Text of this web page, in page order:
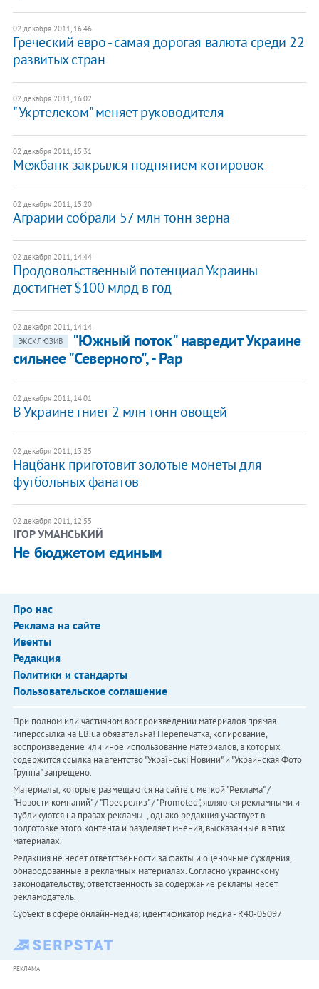
02 декабря 2011, 16:46
Греческий евро - самая дорогая валюта среди 22
развитых стран
02 декабря 2011, 16:02
"Укртелеком" меняет руководителя
02 декабря 2011, 15:31
Межбанк закрылся поднятием котировок
02 декабря 2011, 15:20
Аграрии собрали 57 млн тонн зерна
02 декабря 2011, 14:44
Продовольственный потенциал Украины
достигнет $100 млрд в год
02 декабря 2011, 14:14
ЭКСКЛЮЗИВ
"Южный поток" навредит Украине
сильнее "Северного", - Рар
02 декабря 2011, 14:01
В Украине гниет 2 млн тонн овощей
02 декабря 2011, 13:25
Нацбанк приготовит золотые монеты для
футбольных фанатов
02 декабря 2011, 12:55
ІГОР УМАНСЬКИЙ
Не бюджетом единым
Про нас
Реклама на сайте
Ивенты
Редакция
Политики и стандарты
Пользовательское соглашение
При полном или частичном воспроизведении материалов прямая
гиперссылка на LB.ua обязательна! Перепечатка, копирование,
воспроизведение или иное использование материалов, в которых
содержится ссылка на агентство "Українськi Новини" и "Украинская Фото
Группа" запрещено.
Материалы, которые размещаются на сайте с меткой "Реклама" /
"Новости компаний" / "Пресрелиз" / "Promoted", являются рекламными и
публикуются на правах рекламы. , однако редакция участвует в
подготовке этого контента и разделяет мнения, высказанные в этих
материалах.
Редакция не несет ответственности за факты и оценочные суждения,
обнародованные в рекламных материалах. Согласно украинскому
законодательству, ответственность за содержание рекламы несет
рекламодатель.
Субъект в сфере онлайн-медиа; идентификатор медиа - R40-05097
РЕКЛАМА